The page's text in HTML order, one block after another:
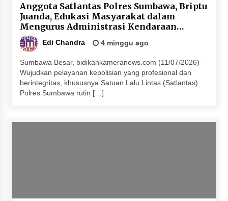
Anggota Satlantas Polres Sumbawa, Briptu
Juanda, Edukasi Masyarakat dalam
Mengurus Administrasi Kendaraan
Berupa SIM
Edi Chandra 4 minggu ago
Sumbawa Besar, bidikankameranews.com (11/07/2026) –
Wujudkan pelayanan kepolisian yang profesional dan
berintegritas, khususnya Satuan Lalu Lintas (Satlantas)
Polres Sumbawa rutin […]